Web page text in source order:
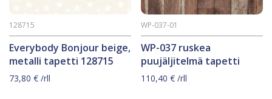
Everybody Bonjour beige,
metalli tapetti 128715
128715
73,80 € /rll
WP-037 ruskea
puujäljitelmä tapetti
WP-037-01
110,40€ /rll